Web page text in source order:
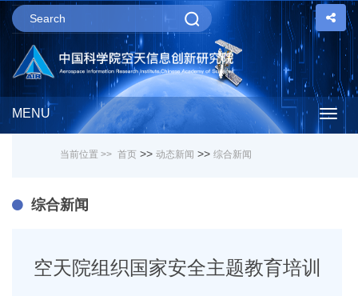
MENU
当前位置 >> 首页 >> 动态新闻 >> 综合新闻
综合新闻
空天院组织国家安全主题教育培训